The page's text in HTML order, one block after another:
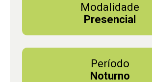
Modalidade
Presencial
Período
Noturno